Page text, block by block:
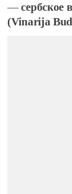
—сербское
(Vinarija